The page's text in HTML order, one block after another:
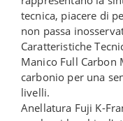
tecnica, piacere di
non passa
Caratteristiche
Manico Full Carbon
carbonio per una
livelli.
Anellatura Fuji K-